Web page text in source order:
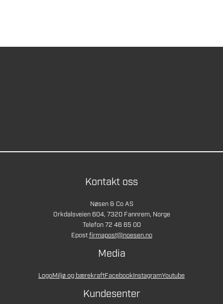
Kontakt oss
Nøsen & Co AS
Orkdalsveien 604, 7320 Fannrem, Norge
Telefon 72 46 65 00
Epostfirmapost@noesen.no
Media
LogoMiljø og bærekraftFacebookInstagramYoutube
Kundesenter